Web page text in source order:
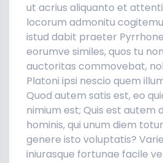
ut acrius aliquanto et
locorum admonitu
istud dabit praeter
eorumve similes, quos tu
auctoritas commovebat,
Platoni ipsi nescio quem
Quod autem satis est, eo
nimium est; Quis est autem
hominis, qui unum diem
genere isto voluptatis?
iniurasque fortunae facile